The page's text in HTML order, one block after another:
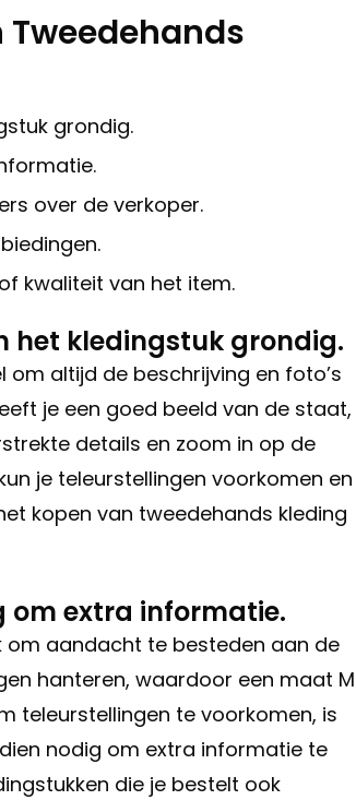
Tweedehands
grondig.
over de verkoper.
kwaliteit van het item.
het kledingstuk grondig.
om altijd de beschrijving en foto’s
je een goed beeld van de staat,
details en zoom in op de
je teleurstellingen voorkomen en
kopen van tweedehands kleding
om extra informatie.
om aandacht te besteden aan de
hanteren, waardoor een maat M
teleurstellingen te voorkomen, is
nodig om extra informatie te
die je bestelt ook